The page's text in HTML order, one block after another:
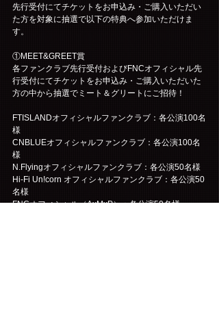
先行受付にてチケットをお申込み・ご購入いただい
た方を対象に抽選で以下の特典へ参加いただけま
す。
①MEET&GREET賞
各ファンクラブ先行受付およびFNCオフィシャル先
行受付にてチケットをお申込み・ご購入いただいた
方の中から抽選でミート＆グリートにご招待！
FTISLANDオフィシャルファンクラブ：各公演100名
様
CNBLUEオフィシャルファンクラブ：各公演100名
様
N.Flyingオフィシャルファンクラブ：各公演50名様
Hi-Fi Un!corn オフィシャルファンクラブ：各公演50
名様
FNCオフィシャル（AxMxP）：各公演50名様